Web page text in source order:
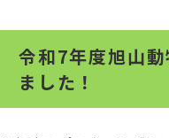
令和7年度旭山
ました！